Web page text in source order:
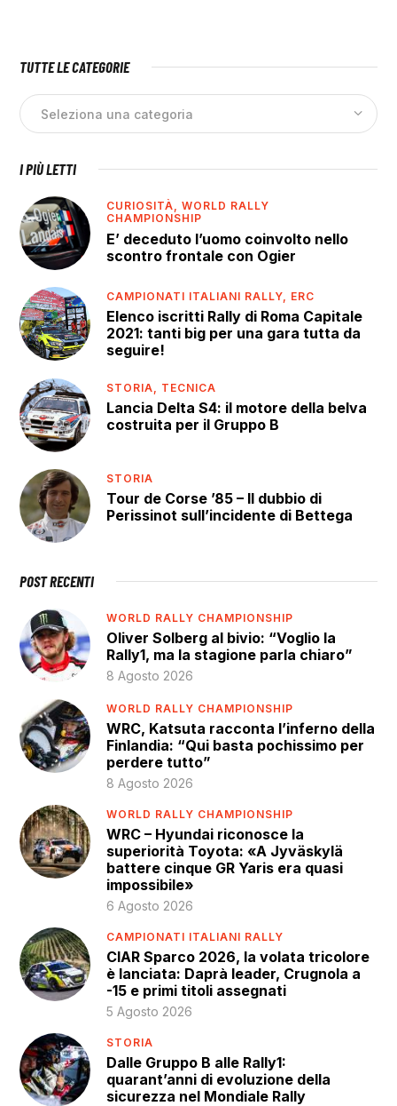
TUTTE LE CATEGORIE
I PIÙ LETTI
CURIOSITÀ,WORLD RALLY
CHAMPIONSHIP
E’ deceduto l’uomo coinvolto nello
scontro frontale con Ogier
CAMPIONATI ITALIANI RALLY, ERC
Elenco iscritti Rally di Roma Capitale
2021: tanti big per una gara tutta da
seguire!
STORIA, TECNICA
Lancia Delta S4: il motore della belva
costruita per il Gruppo B
STORIA
Tour de Corse ’85 – Il dubbio di
Perissinot sull’incidente di Bettega
POST RECENTI
WORLD RALLY CHAMPIONSHIP
Oliver Solberg al bivio: “Voglio la
Rally1, ma la stagione parla chiaro”
8 Agosto 2026
WORLD RALLY CHAMPIONSHIP
WRC, Katsuta racconta l’inferno della
Finlandia: “Qui basta pochissimo per
perdere tutto”
8 Agosto 2026
WORLD RALLY CHAMPIONSHIP
WRC – Hyundai riconosce la
superiorità Toyota: «A Jyväskylä
battere cinque GR Yaris era quasi
impossibile»
6 Agosto 2026
CAMPIONATI ITALIANI RALLY
CIAR Sparco 2026, la volata tricolore
è lanciata: Daprà leader, Crugnola a
-15 e primi titoli assegnati
5 Agosto 2026
STORIA
Dalle Gruppo B alle Rally1:
quarant’anni di evoluzione della
sicurezza nel Mondiale Rally